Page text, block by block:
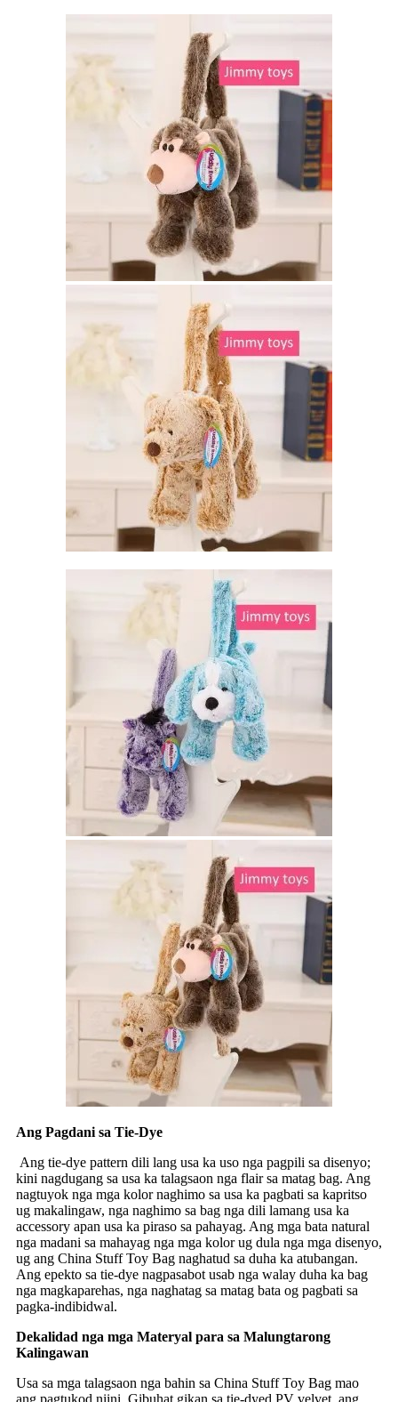
Ang Pagdani sa Tie-Dye
Ang tie-dye pattern dili lang usa ka uso nga pagpili sa disenyo;
kini nagdugang sa usa ka talagsaon nga flair sa matag bag. Ang
nagtuyok nga mga kolor naghimo sa usa ka pagbati sa kapritso
ug makalingaw, nga naghimo sa bag nga dili lamang usa ka
accessory apan usa ka piraso sa pahayag. Ang mga bata natural
nga madani sa mahayag nga mga kolor ug dula nga mga disenyo,
ug ang China Stuff Toy Bag naghatud sa duha ka atubangan.
Ang epekto sa tie-dye nagpasabot usab nga walay duha ka bag
nga magkaparehas, nga naghatag sa matag bata og pagbati sa
pagka-indibidwal.
Dekalidad nga mga Materyal para sa Malungtarong
Kalingawan
Usa sa mga talagsaon nga bahin sa China Stuff Toy Bag mao
ang pagtukod niini. Gibuhat gikan sa tie-dyed PV velvet, ang